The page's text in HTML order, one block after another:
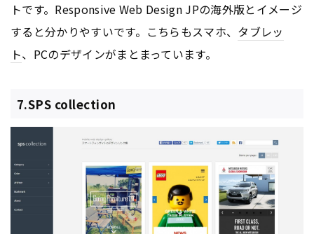
トです。Responsive Web Design JPの海外版とイメージ
すると分かりやすいです。こちらもスマホ、 タブレッ
ト、PCのデザインがまとまっています。
7.SPS collection